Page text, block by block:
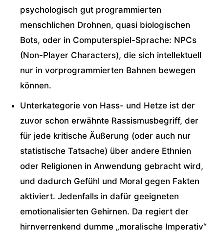
psychologisch gut programmierten
menschlichen Drohnen, quasi biologischen
Bots, oder in Computerspiel-Sprache: NPCs
(Non-Player Characters), die sich intellektuell
nur in vorprogrammierten Bahnen bewegen
können.
Unterkategorie von Hass- und Hetze ist der
zuvor schon erwähnte Rassismusbegriff, der
für jede kritische Äußerung (oder auch nur
statistische Tatsache) über andere Ethnien
oder Religionen in Anwendung gebracht wird,
und dadurch Gefühl und Moral gegen Fakten
aktiviert. Jedenfalls in dafür geeigneten
emotionalisierten Gehirnen. Da regiert der
hirnverrenkend dumme „moralische Imperativ“